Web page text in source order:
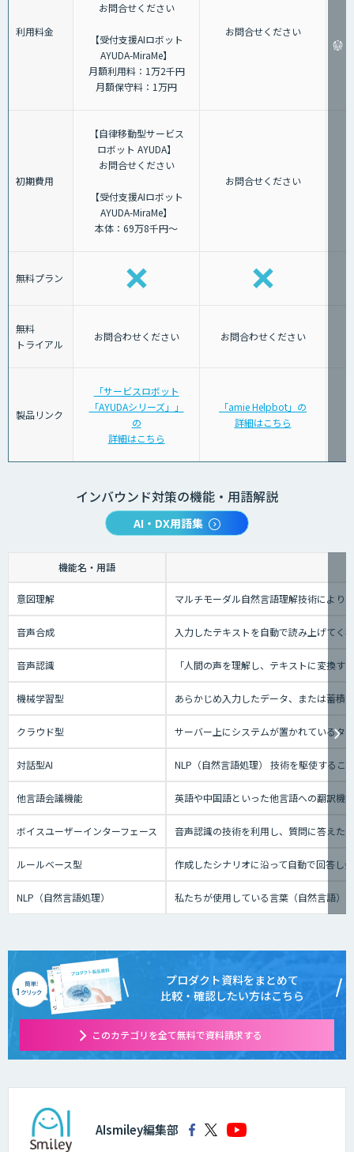
利用料金
お問合せください
【受付支援AIロボット
AYUDA-MiraMe】
月額利用料：1万2千円
月額保守料：1万円
お問合せください
初期費用
【自律移動型サービス
ロボット AYUDA】
お問合せください
【受付支援AIロボット
AYUDA-MiraMe】
本体：69万8千円～
お問合せください
無料プラン
無料
トライアル
お問合わせください お問合わせください
製品リンク
「サービスロボット
「AYUDAシリーズ」」
の
詳細はこちら
「amie Helpbot」の
詳細はこちら
インバウンド対策の機能・用語解説
AI・DX用語集
機能名・用語
意図理解 マルチモーダル自然言語理解技術により
音声合成 入力したテキストを自動で読み上げてく
音声認識 「人間の声を理解し、テキストに変換
機械学習型 あらかじめ入力したデータ、または蓄積
クラウド型 サーバー上にシステムが置かれているタ
対話型AI NLP（自然言語処理） 技術を駆使するこ
他言語会議機能 英語や中国語といった他言語への翻訳機
ボイスユーザーインターフェース 音声認識の技術を利用し、質問に答えた
ルールベース型 作成したシナリオに沿って自動で回答し
NLP（自然言語処理） 私たちが使用している言葉（自然言語）
プロダクト資料をまとめて
比較・確認したい方はこちら
このカテゴリを全て無料で資料請求する
AIsmiley編集部